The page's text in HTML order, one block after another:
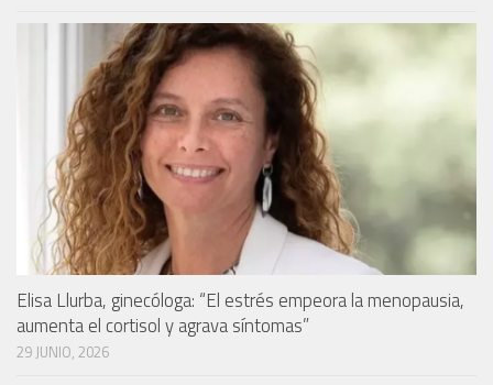
Elisa Llurba, ginecóloga: “El estrés empeora la menopausia,
aumenta el cortisol y agrava síntomas”
29 JUNIO, 2026